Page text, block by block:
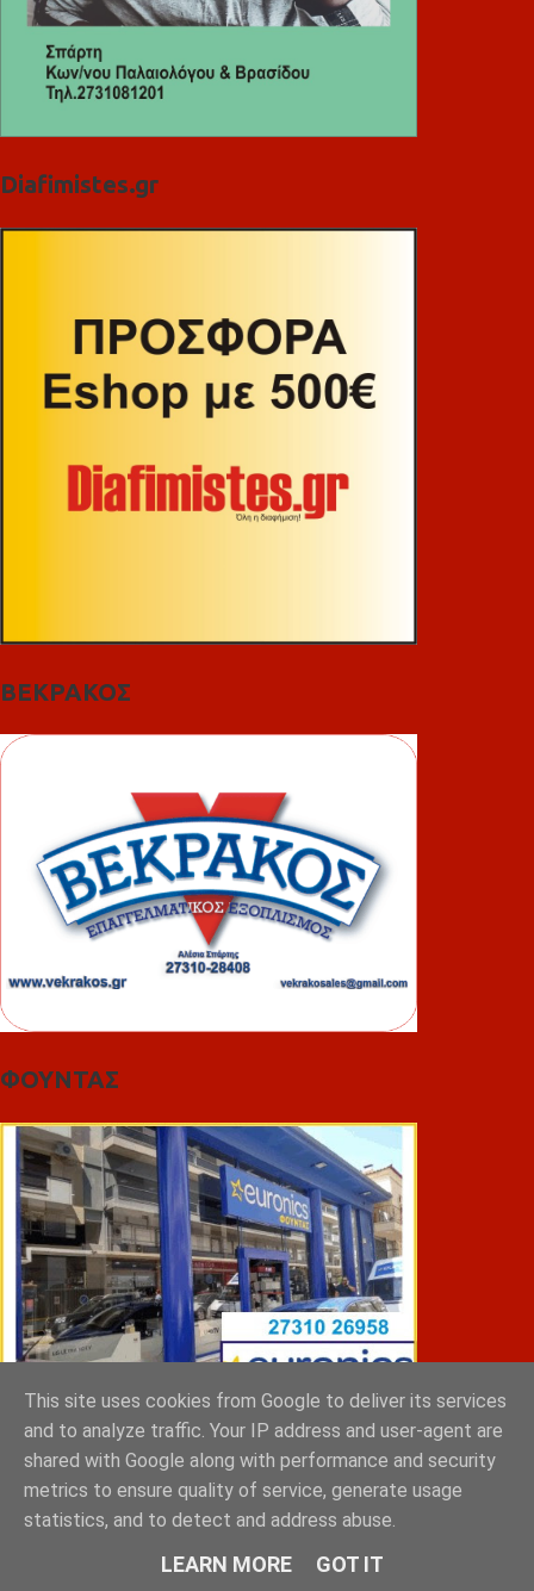
Diafimistes.gr
ΒΕΚΡΑΚΟΣ
ΦΟΥΝΤΑΣ
ΣΠΥΡΑΚΗΣ ΠΑΝΑΓΙΩΤΗΣ & YIOI ΣΠΑΡΤΗ
This site uses cookies from Google to deliver its services
and to analyze traffic. Your IP address and user-agent are
shared with Google along with performance and security
metrics to ensure quality of service, generate usage
statistics, and to detect and address abuse.
LEARN MORE GOT IT